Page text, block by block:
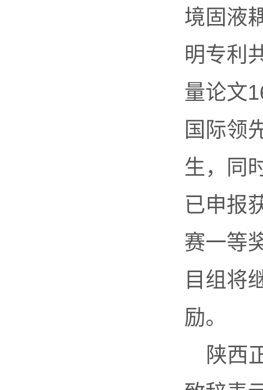
境固液
明专利
量论文
国际领
生，同
已申报
赛一等
目组将
励。
陕西